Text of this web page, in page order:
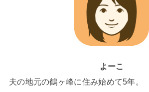
よーこ
夫の地元の鶴ヶ峰に住み始めて5年。